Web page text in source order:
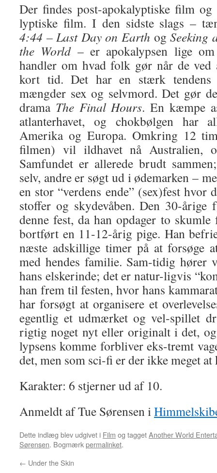
Der findes post-apokalyptiske film
lyptiske film. I den sidste slags –
4:44 – Last Day on Earth ogSeeking
the World– er apokalypsen lige
handler om hvad folk gør når de
kort tid. Det har en stærk
mængder sex og selvmord. Det gør
drama The Final Hours. En kæmpe
atlanterhavet, og chokbølgen har
Amerika og Europa. Omkring 12
filmen) vil ildhavet nå Australien,
Samfundet er allerede brudt
selv, andre er søgt ud i ødemarken –
en stor “verdens ende” (sex)fest hvor
stoffer og skydevåben. Den 30-
denne fest, da han opdager to
bortført en 11-12-årig pige. Han
næste adskillige timer på at forsøge
med hendes familie. Sam-tidig hører
hans elskerinde; det er natur-ligvis
han frem til festen, hvor hans
har forsøgt at organisere et
egentlig et udmærket og vel-spillet
rigtig noget nyt eller originalt i det,
lypsens komme forbliver eks-tremt
det, men som sci-fi er der ikke meget
Karakter: 6 stjerner ud af 10.
Anmeldt af Tue Sørensen i
Dette indlæg blev udgivet i Film og taggetAnother World
Sørensen. Bogmærkpermalinket.
← Under the Skin